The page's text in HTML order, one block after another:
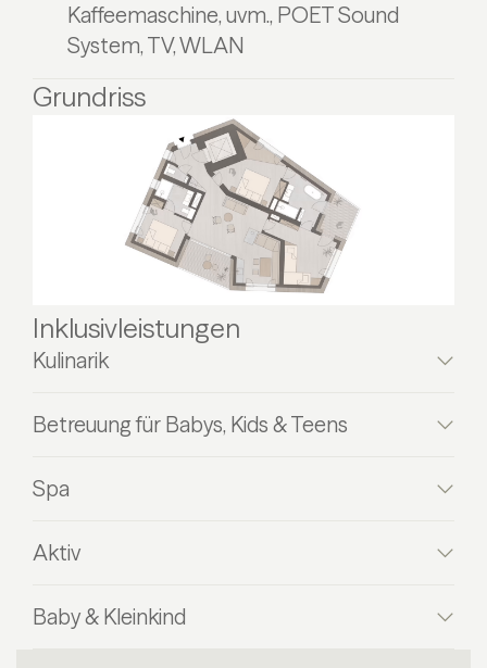
Kaffeemaschine, uvm., POET Sound
System, TV, WLAN
Grundriss
Inklusivleistungen
Kulinarik
Betreuung für Babys, Kids & Teens
Spa
Aktiv
Baby & Kleinkind